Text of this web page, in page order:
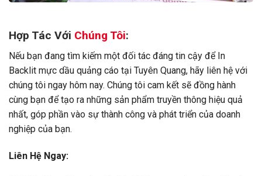
Hợp Tác Với Chúng Tôi:
Nếu bạn đang tìm kiếm một đối tác đáng tin cậy để In
Backlit mực dầu quảng cáo tại Tuyên Quang, hãy liên hệ với
chúng tôi ngay hôm nay. Chúng tôi cam kết sẽ đồng hành
cùng bạn để tạo ra những sản phẩm truyền thông hiệu quả
nhất, góp phần vào sự thành công và phát triển của doanh
nghiệp của bạn.
Liên Hệ Ngay: